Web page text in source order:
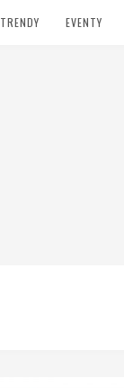
TRENDY EVENTY